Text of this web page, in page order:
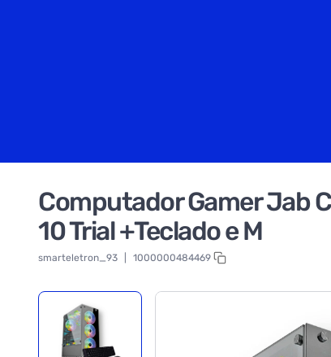
Computador Gamer Jab
10 Trial +Teclado e M
smarteletron_93 1000000484469